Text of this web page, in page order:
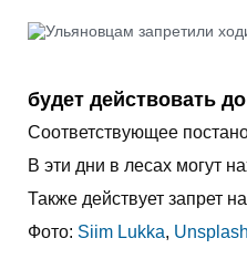
будет действовать
Соответствующее
В эти дни в лесах могут
Также действует запрет
Фото: Siim Lukka, Unsplash